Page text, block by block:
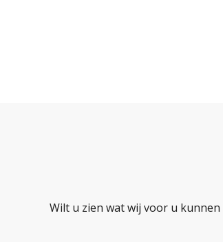
Wilt u zien wat wij voor u